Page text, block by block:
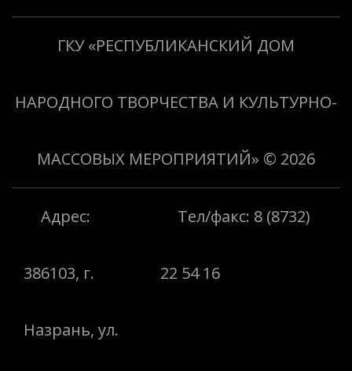
«Творить добро»
ГКУ «РЕСПУБЛИКАНСКИЙ ДОМ
НАРОДНОГО ТВОРЧЕСТВА И КУЛЬТУРНО-
МАССОВЫХ МЕРОПРИЯТИЙ» © 2026
Адрес:
386103, г.
Назрань, ул.
Тел/факс: 8 (8732)
22 54 16